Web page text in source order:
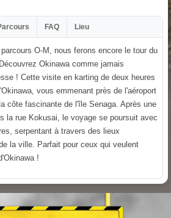
FAQ Lieu
O-M, nous ferons encore le tour du
Okinawa comme jamais
! Cette visite en karting de deux heures
vous emmenant près de l'aéroport
côte fascinante de l'île Senaga. Après une
la rue Kokusai, le voyage se poursuit avec
serpentant à travers des lieux
la ville. Parfait pour ceux qui veulent
!